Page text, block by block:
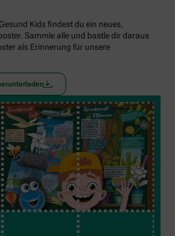
Kids findest du ein neues,
Sammle alle und bastle dir daraus
als Erinnerung für unsere